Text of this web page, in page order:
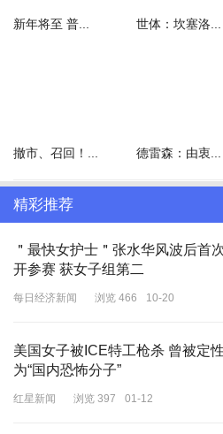
新年将至 普... 世体：坎塞洛...
撤市、召回！... 德雷森：由衷...
精彩推荐
＂最快女护士＂张水华风波后首
开参赛 获女子组第二
每日经济新闻 浏览 466 10-20
美国女子被ICE特工枪杀 曾被定性
为“国内恐怖分子”
红星新闻 浏览 397 01-12